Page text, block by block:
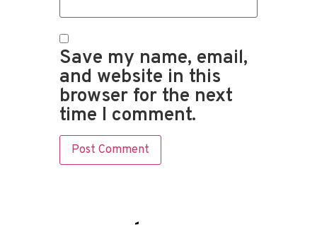
Save my name, email,
and website in this
browser for the next
time I comment.